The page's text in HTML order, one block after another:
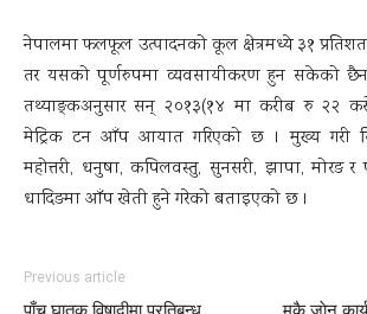
नेपालमा फलफूल उत्पादनको कूल क्षेत्रमध्ये ३१
तर यसको पूर्णरुपमा व्यवसायीकरण हुन सकेको
तथ्याङ्कअनुसार सन् २०१३(१४ मा करीब रु २२
मेट्रिक टन आँप आयात गरिएको छ । मुख्य गरी
महोत्तरी, धनुषा, कपिलवस्तु, सुनसरी, झापा, मोरङ र
धादिङमा आँप खेती हुने गरेको बताइएको छ ।
Previous article